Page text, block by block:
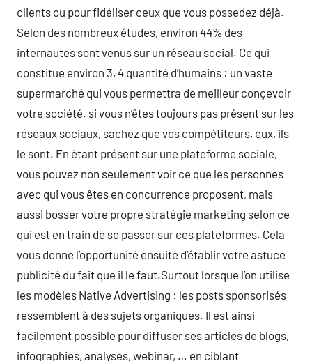
clients ou pour fidéliser ceux que vous possedez déjà.
Selon des nombreux études, environ 44% des
internautes sont venus sur un réseau social. Ce qui
constitue environ 3, 4 quantité d’humains : un vaste
supermarché qui vous permettra de meilleur conçevoir
votre société. si vous n’êtes toujours pas présent sur les
réseaux sociaux, sachez que vos compétiteurs, eux, ils
le sont. En étant présent sur une plateforme sociale,
vous pouvez non seulement voir ce que les personnes
avec qui vous êtes en concurrence proposent, mais
aussi bosser votre propre stratégie marketing selon ce
qui est en train de se passer sur ces plateformes. Cela
vous donne l’opportunité ensuite d’établir votre astuce
publicité du fait que il le faut.Surtout lorsque l’on utilise
les modèles Native Advertising : les posts sponsorisés
ressemblent à des sujets organiques. Il est ainsi
facilement possible pour diffuser ses articles de blogs,
infographies, analyses, webinar, … en ciblant